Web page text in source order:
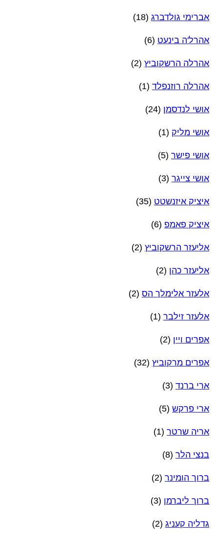
אברימי גולדברג (18)
אהרל'ה בינעט (6)
אהרלה הרשקוביץ (2)
אהרלה רוזנפלד (1)
אושי לנדסמן (24)
אושי מליק (1)
אושי פישר (5)
אושי צייגר (3)
איציק איזנשטט (35)
איציק פאמפ (6)
אליעזר הרשקוביץ (2)
אליעזר כהן (2)
אלעזר אלימלך הס (2)
אלעזר זילבר (1)
אפרים ויין (2)
אפרים מרקוביץ (32)
ארי ברנד (3)
ארי פרקש (5)
אריה שרטר (1)
בנצי הלר (8)
ברוך הומינר (2)
ברוך ליברמן (3)
גדליה קעניג (2)